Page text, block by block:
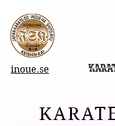
inoue.se